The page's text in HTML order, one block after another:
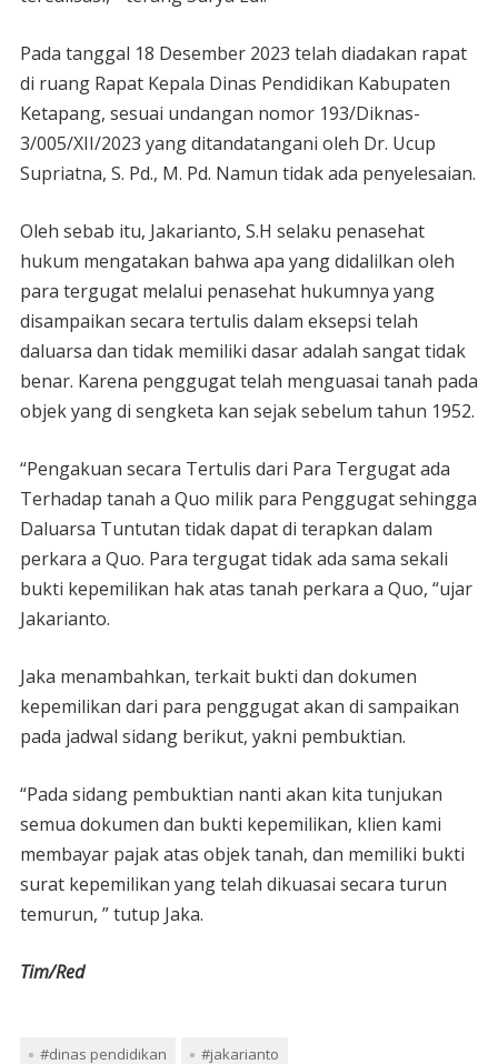
Pada tanggal 18 Desember 2023 telah diadakan rapat
di ruang Rapat Kepala Dinas Pendidikan Kabupaten
Ketapang, sesuai undangan nomor 193/Diknas-
3/005/XII/2023 yang ditandatangani oleh Dr. Ucup
Supriatna, S. Pd., M. Pd. Namun tidak ada penyelesaian.
Oleh sebab itu, Jakarianto, S.H selaku penasehat
hukum mengatakan bahwa apa yang didalilkan oleh
para tergugat melalui penasehat hukumnya yang
disampaikan secara tertulis dalam eksepsi telah
daluarsa dan tidak memiliki dasar adalah sangat tidak
benar. Karena penggugat telah menguasai tanah pada
objek yang di sengketa kan sejak sebelum tahun 1952.
“Pengakuan secara Tertulis dari Para Tergugat ada
Terhadap tanah a Quo milik para Penggugat sehingga
Daluarsa Tuntutan tidak dapat di terapkan dalam
perkara a Quo. Para tergugat tidak ada sama sekali
bukti kepemilikan hak atas tanah perkara a Quo, “ujar
Jakarianto.
Jaka menambahkan, terkait bukti dan dokumen
kepemilikan dari para penggugat akan di sampaikan
pada jadwal sidang berikut, yakni pembuktian.
“Pada sidang pembuktian nanti akan kita tunjukan
semua dokumen dan bukti kepemilikan, klien kami
membayar pajak atas objek tanah, dan memiliki bukti
surat kepemilikan yang telah dikuasai secara turun
temurun, ” tutup Jaka.
Tim/Red
#dinas pendidikan
#jakarianto